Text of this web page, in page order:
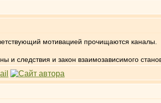
мотивацией прочищаются каналы.
и следствия и закон взаимозависимого